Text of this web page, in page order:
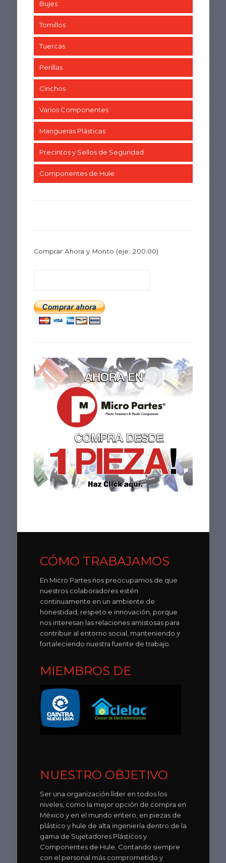
Bujes
Tornillos
Tuercas
Perillas
Cinchos
Varios Componentes
Mangueras Plásticas
Precintos y Sellos de Seguridad
Componentes de Hule
Comprar Ahora y Monto (eje: 200.00)
CÓMO TRABAJAMOS
En Micro Partes nos preocupamos de que
nuestros colaboradores estén
continuamente en un ambiente de
honestidad, respeto e innovación, porque
nos interesan las relaciones amistosas para
contribuir al entorno social, manteniendo y
fortaleciendo nuestra fuente de trabajo.
MIEMBROS DE
NUESTRO OBJETIVO
Ser una organización líder en todos los
niveles, como la mejor opción de compra en
México y en el mundo entero, en piezas de
plástico y hule de alta ingeniería dentro de la
gama de Sujetadores Plásticos y
Componentes de Hule. Contando siempre
con el personal más comprometido y